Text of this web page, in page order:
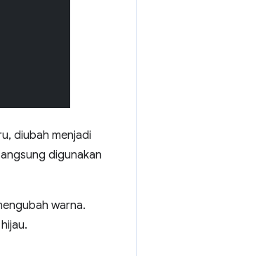
diubah menjadi
digunakan
warna.